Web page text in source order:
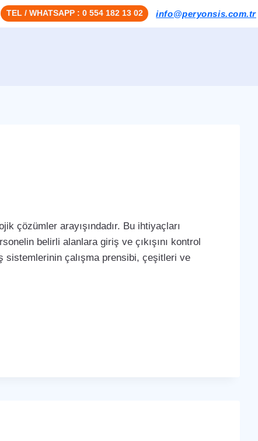
TEL / WHATSAPP : 0 554 182 13 02 info@peryonsis.com.tr
çözümler arayışındadır. Bu ihtiyaçları
belirli alanlara giriş ve çıkışını kontrol
sistemlerinin çalışma prensibi, çeşitleri ve